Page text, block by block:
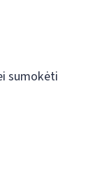
sumokėti